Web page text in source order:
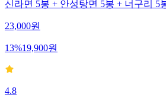
신라면 5봉 + 안성탕면 5봉 + 너구리 5
23,000원
13%19,900원
4.8